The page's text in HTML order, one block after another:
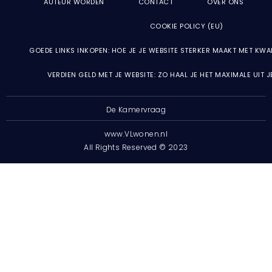
AUTEUR WORDEN CONTACT OVER ONS
COOKIE POLICY (EU)
GOEDE LINKS INKOPEN: HOE JE JE WEBSITE STERKER MAAKT MET
VERDIEN GELD MET JE WEBSITE: ZO HAAL JE HET MAXIMALE UIT
De Kamervraag
www.VLwonen.nl
All Rights Reserved © 2023